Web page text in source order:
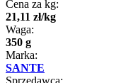
Cena za kg:
21,11 zł/kg
Waga:
350 g
Marka:
SANTE
Sprzedawca: